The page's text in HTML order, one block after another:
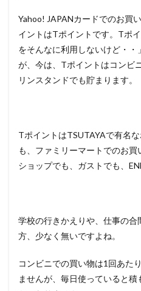
Yahoo! JAPANカードでのお買
イントはTポイントです。Tポ
をそんなに利用しないけど・
が、今は、Tポイントはコンビ
リンスタンドでも貯まります。
TポイントはTSUTAYAで有名
も、ファミリーマートでのお
ショップでも、ガストでも、
学校の行きかえりや、仕事の
方、少なく無いですよね。
コンビニでの買い物は1回あた
ませんが、毎日使っていると